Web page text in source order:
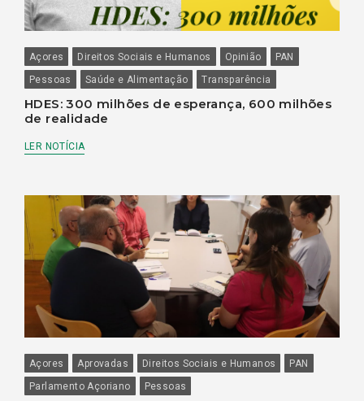
Açores Direitos Sociais e Humanos Opinião
PAN
Pessoas
Saúde e Alimentação Transparência
HDES: 300 milhões de esperança, 600 milhões
de realidade
LER NOTÍCIA
Açores Aprovadas Direitos Sociais e Humanos
PAN
Parlamento Açoriano
Pessoas